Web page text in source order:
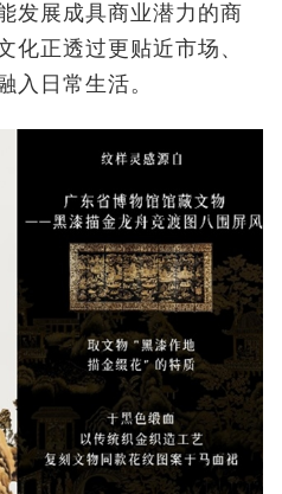
发展成具商业潜力的商
化正透过更贴近市场、
入日常生活。